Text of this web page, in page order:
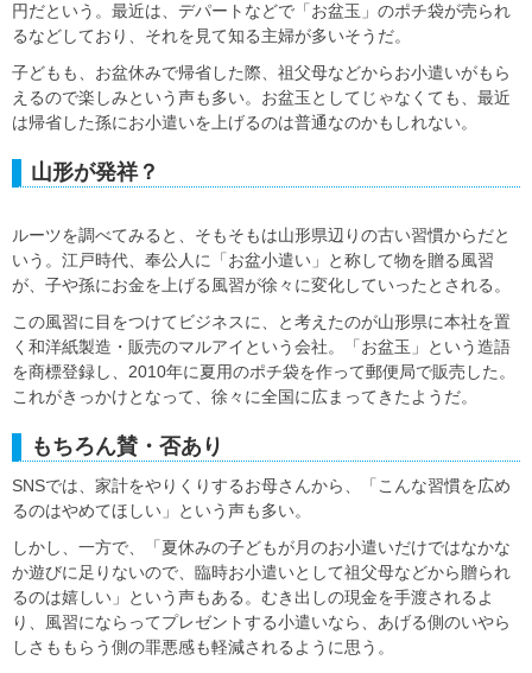
円だという。最近は、デパートなどで「お盆玉」のポチ袋が売られ
るなどしており、それを見て知る主婦が多いそうだ。
子どもも、お盆休みで帰省した際、祖父母などからお小遣いがもら
えるので楽しみという声も多い。お盆玉としてじゃなくても、最近
は帰省した孫にお小遣いを上げるのは普通なのかもしれない。
山形が発祥？
ルーツを調べてみると、そもそもは山形県辺りの古い習慣からだと
いう。江戸時代、奉公人に「お盆小遣い」と称して物を贈る風習
が、子や孫にお金を上げる風習が徐々に変化していったとされる。
この風習に目をつけてビジネスに、と考えたのが山形県に本社を置
く和洋紙製造・販売のマルアイという会社。「お盆玉」という造語
を商標登録し、2010年に夏用のポチ袋を作って郵便局で販売した。
これがきっかけとなって、徐々に全国に広まってきたようだ。
もちろん賛・否あり
SNSでは、家計をやりくりするお母さんから、「こんな習慣を広め
るのはやめてほしい」という声も多い。
しかし、一方で、「夏休みの子どもが月のお小遣いだけではなかな
か遊びに足りないので、臨時お小遣いとして祖父母などから贈られ
るのは嬉しい」という声もある。むき出しの現金を手渡されるよ
り、風習にならってプレゼントする小遣いなら、あげる側のいやら
しさももらう側の罪悪感も軽減されるように思う。